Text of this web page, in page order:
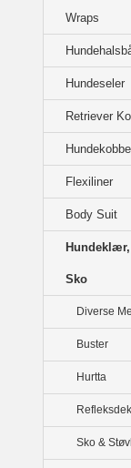
Wraps
Hundeseler
Retriever
Hundekobbel
Flexiliner
Body Suit
Hundeklær,
Sko
Diverse
Buster
Hurtta
Sko &